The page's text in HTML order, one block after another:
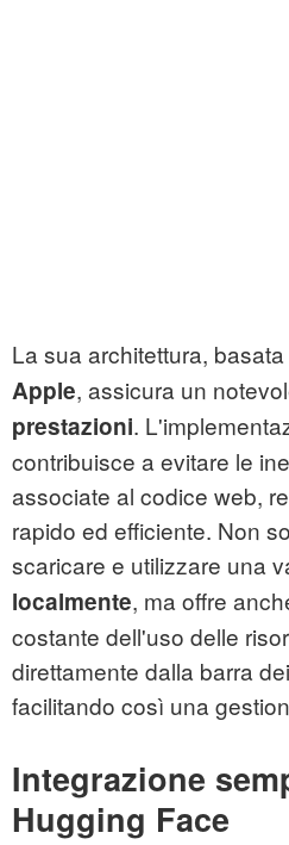
La sua architettura,
Apple, assicura un
prestazioni.
contribuisce a evitare le
associate al codice web,
rapido ed efficiente. Non
scaricare e utilizzare una
localmente, ma offre
costante dell'uso delle
direttamente dalla barra
facilitando così una
Integrazione
Hugging Face